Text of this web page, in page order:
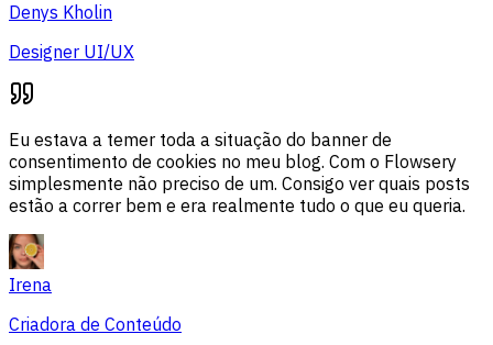
Denys Kholin
Designer UI/UX
Eu estava a temer toda a situação do banner de
consentimento de cookies no meu blog. Com o Flowsery
simplesmente não preciso de um. Consigo ver quais posts
estão a correr bem e era realmente tudo o que eu queria.
Irena
Criadora de Conteúdo